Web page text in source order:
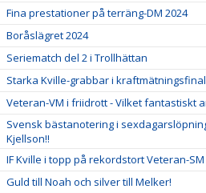
Fina prestationer på terräng-DM 2024
Boråslägret 2024
Seriematch del 2 i Trollhättan
Starka Kville-grabbar i
Veteran-VM i friidrott - Vilket fantastiskt
Svensk bästanotering i
Kjellson!!
IF Kville i topp på rekordstort Veteran-SM
Guld till Noah och silver till Melker!